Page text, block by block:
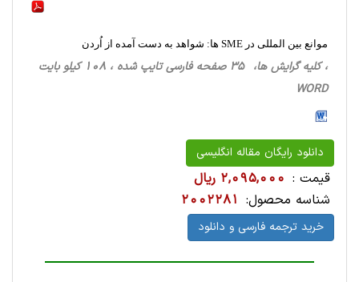
موانع بین المللی در SME ها: شواهد به دست آمده از اُردن
، کلیه گرایش ها، 35 صفحه فارسی تایپ شده ، 108 کیلو بایت
WORD
دانلود رایگان مقاله انگلیسی
قیمت : 2,095,000 ریال
شناسه محصول: 2002281
خرید ترجمه فارسی و دانلود